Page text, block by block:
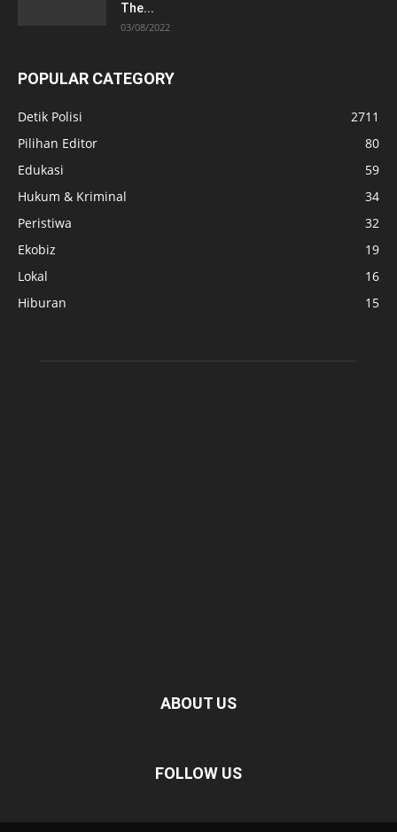
The...
03/08/2022
POPULAR CATEGORY
Detik Polisi
2711
Pilihan Editor
80
Edukasi
59
Hukum & Kriminal
34
Peristiwa
32
Ekobiz
19
Lokal
16
Hiburan
15
ABOUT US
FOLLOW US